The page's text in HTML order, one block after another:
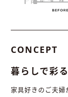
CONCEPT
暮らしで彩
家具好きのご夫